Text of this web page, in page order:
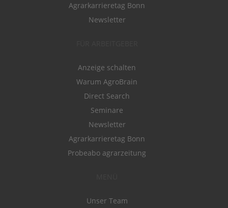
Agrarkarrieretag Bonn
Newsletter
Anzeige schalten
Warum AgroBrain
Direct Search
Seminare
Newsletter
Agrarkarrieretag Bonn
Probeabo agrarzeitung
Unser Team